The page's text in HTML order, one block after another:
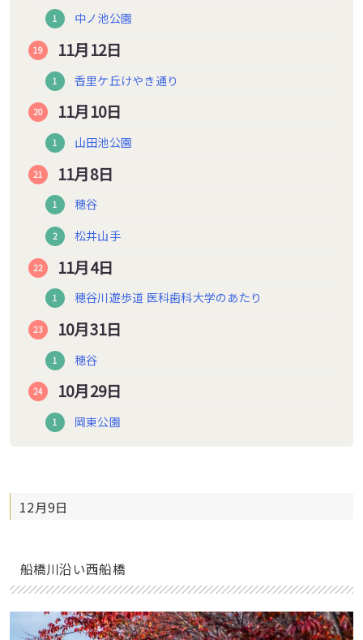
中ノ池公園
11月12日
香里ケ丘けやき通り
11月10日
山田池公園
11月8日
穂谷
松井山手
11月4日
穂谷川遊歩道 医科歯科大学のあたり
10月31日
穂谷
10月29日
岡東公園
12月9日
船橋川沿い西船橋